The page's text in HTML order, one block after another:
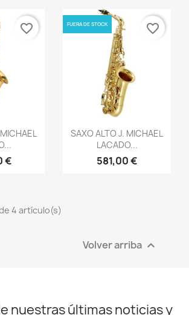
€
favorite_border
 Vista rápida
SAXO ALTO J. MICHAEL
LACADO...
581,00 €
FUERA DE STOCK favorite_border
4 artículo(s)
Volver arriba 
nuestras últimas noticias y